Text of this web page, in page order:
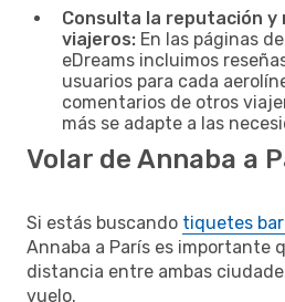
Consulta la reputación y
viajeros: En las páginas
eDreams incluimos
usuarios para cada
comentarios de otros
más se adapte a las
Volar de Annaba a
Si estás buscando tiquetes
Annaba a París es importante
distancia entre ambas
vuelo.